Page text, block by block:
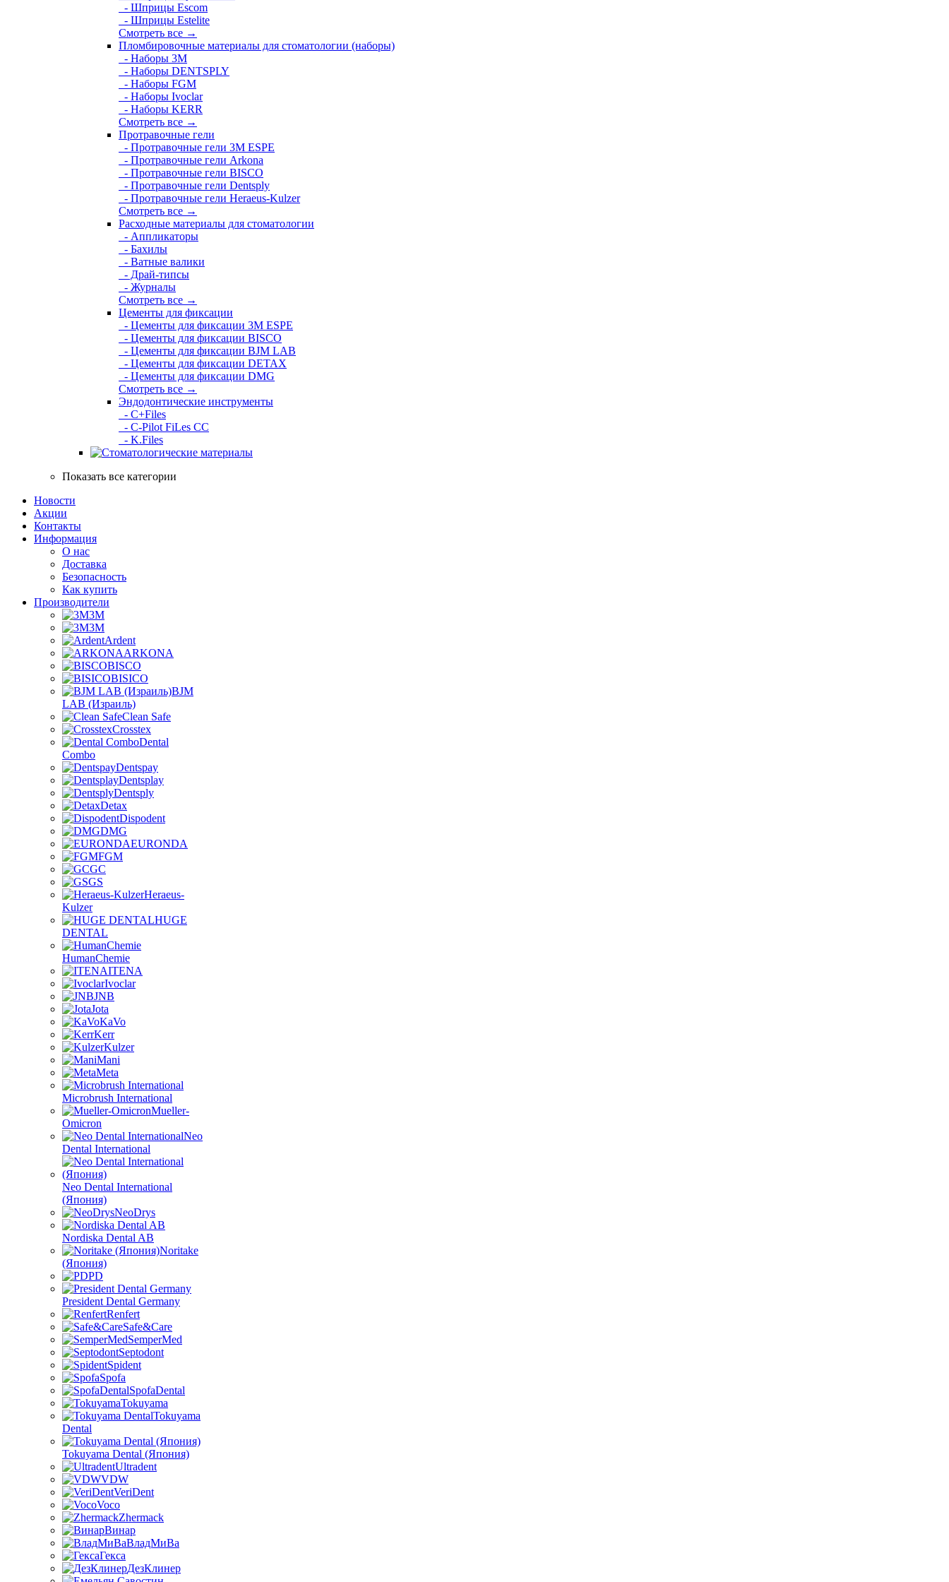
- Шприцы Escom
- Шприцы Estelite
Смотреть все →
Пломбировочные материалы для стоматологии (наборы)
- Наборы 3М
- Наборы DENTSPLY
- Наборы FGM
- Наборы Ivoclar
- Наборы KERR
Смотреть все →
Протравочные гели
- Протравочные гели 3М ESPE
- Протравочные гели Arkona
- Протравочные гели BISCO
- Протравочные гели Dentsply
- Протравочные гели Heraeus-Kulzer
Смотреть все →
Расходные материалы для стоматологии
- Аппликаторы
- Бахилы
- Ватные валики
- Драй-типсы
- Журналы
Смотреть все →
Цементы для фиксации
- Цементы для фиксации 3M ESPE
- Цементы для фиксации BISCO
- Цементы для фиксации BJM LAB
- Цементы для фиксации DETAX
- Цементы для фиксации DMG
Смотреть все →
Эндодонтические инструменты
- C+Files
- C-Pilot FiLes CC
- K.Files
Показать все категории
Новости
Акции
Контакты
Информация
О нас
Доставка
Безопасность
Как купить
Производители
3M
3М
Ardent
ARKONA
BISCO
BISICO
BJM
LAB (Израиль)
Clean Safe
Crosstex
Dental
Combo
Dentspay
Dentsplay
Dentsply
Detax
Dispodent
DMG
EURONDA
FGM
GC
GS
Heraeus-
Kulzer
HUGE
DENTAL
HumanChemie
ITENA
Ivoclar
JNB
Jota
KaVo
Kerr
Kulzer
Mani
Meta
Microbrush International
Mueller-
Omicron
Neo
Dental International
Neo Dental International
(Япония)
NeoDrys
Nordiska Dental AB
Noritake
(Япония)
PD
President Dental Germany
Renfert
Safe&Care
SemperMed
Septodont
Spident
Spofa
SpofaDental
Tokuyama
Tokuyama
Dental
Tokuyama Dental (Япония)
Ultradent
VDW
VeriDent
Voco
Zhermack
Винар
ВладМиВа
Гекса
ДезКлинер